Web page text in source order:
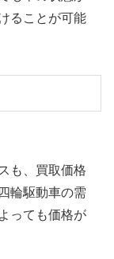
ることが可能
も、買取価格
輪駆動車の需
っても価格が